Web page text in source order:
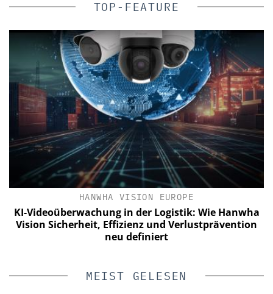
TOP-FEATURE
HANWHA VISION EUROPE
KI-Videoüberwachung in der Logistik: Wie Hanwha
Vision Sicherheit, Effizienz und Verlustprävention
neu definiert
MEIST GELESEN